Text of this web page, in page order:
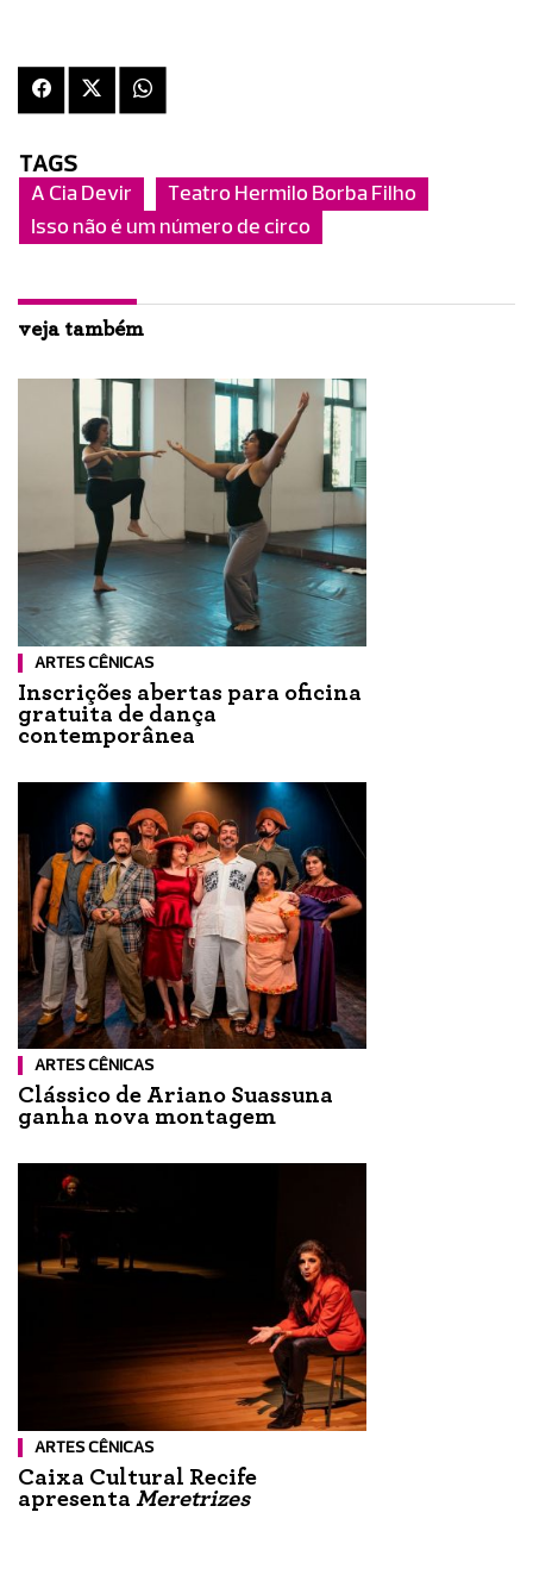
TAGS
A Cia Devir
Teatro Hermilo Borba Filho
Isso não é um número de circo
veja também
ARTES CÊNICAS
Inscrições abertas para oficina
gratuita de dança
contemporânea
ARTES CÊNICAS
Clássico de Ariano Suassuna
ganha nova montagem
ARTES CÊNICAS
Caixa Cultural Recife
apresenta Meretrizes